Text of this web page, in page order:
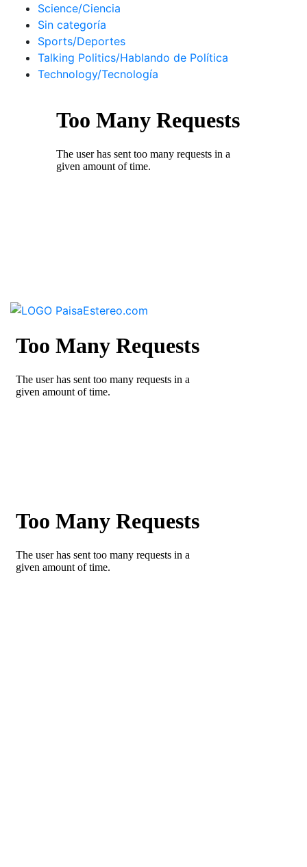
Science/Ciencia
Sin categoría
Sports/Deportes
Talking Politics/Hablando de Política
Technology/Tecnología